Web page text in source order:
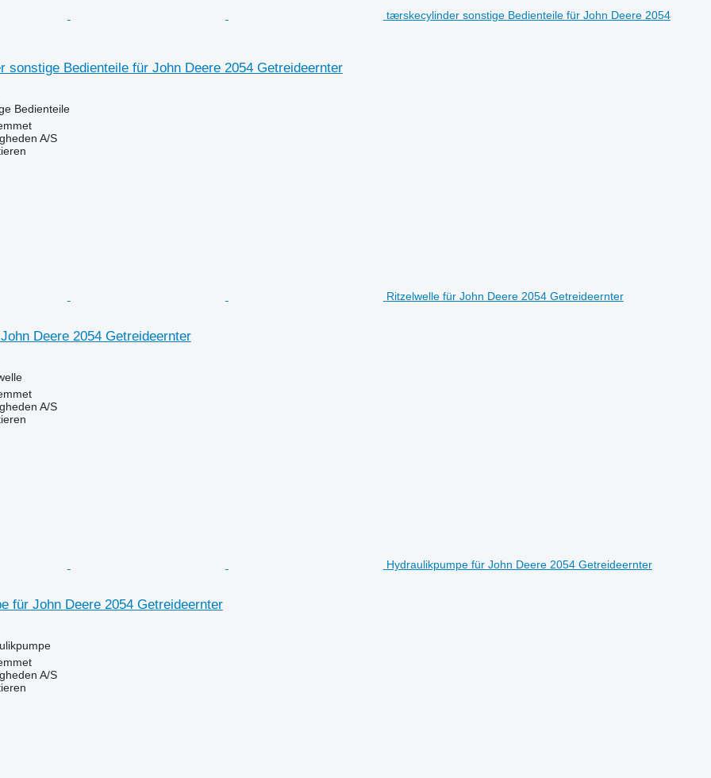
tærskecylinder sonstige Bedienteile für John Deere 2054
Bedienteile für John Deere 2054 Getreideernter
Bedienteile
A/S
Ritzelwelle für John Deere 2054 Getreideernter
Deere 2054 Getreideernter
A/S
Hydraulikpumpe für John Deere 2054 Getreideernter
für John Deere 2054 Getreideernter
A/S